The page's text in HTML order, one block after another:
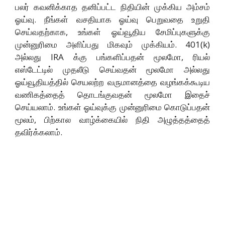
பலர் கவனிக்காத தனிப்பட்ட நிதியின் முக்கிய அம்சம்
ஓய்வு. நீங்கள் வசதியாக ஓய்வு பெறுவதை உறுதி
செய்வதற்காக, உங்கள் ஓய்வூதிய சேமிப்புகளுக்கு
முன்னுரிமை அளிப்பது மிகவும் முக்கியம். 401(k)
அல்லது IRA க்கு பங்களிப்பதன் மூலமோ, ரியல்
எஸ்டேட்டில் முதலீடு செய்வதன் மூலமோ அல்லது
ஓய்வூதியத்தில் செயலற்ற வருமானத்தை வழங்கக்கூடிய
வணிகத்தைத் தொடங்குவதன் மூலமோ இதைச்
செய்யலாம். உங்கள் ஓய்வுக்கு முன்னுரிமை கொடுப்பதன்
மூலம், பிற்கால வாழ்க்கையில் நிதி அழுத்தத்தைத்
தவிர்க்கலாம்.